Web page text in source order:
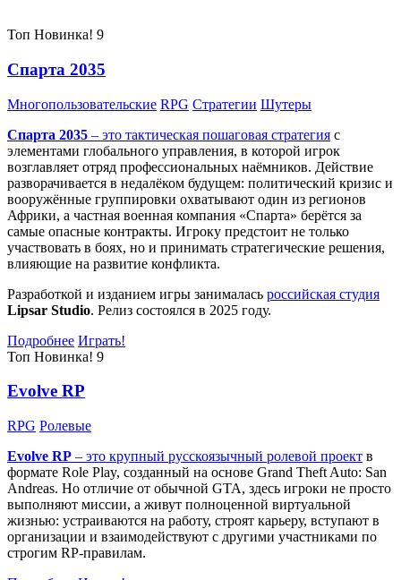
Топ Новинка! 9
Спарта 2035
Многопользовательские RPG Стратегии Шутеры
Спарта 2035 – это тактическая пошаговая стратегия с
элементами глобального управления, в которой игрок
возглавляет отряд профессиональных наёмников. Действие
разворачивается в недалёком будущем: политический кризис и
вооружённые группировки охватывают один из регионов
Африки, а частная военная компания «Спарта» берётся за
самые опасные контракты. Игроку предстоит не только
участвовать в боях, но и принимать стратегические решения,
влияющие на развитие конфликта.
Разработкой и изданием игры занималась российская студия
Lipsar Studio. Релиз состоялся в 2025 году.
Подробнее Играть!
Топ Новинка! 9
Evolve RP
RPG Ролевые
Evolve RP – это крупный русскоязычный ролевой проект в
формате Role Play, созданный на основе Grand Theft Auto: San
Andreas. Но отличие от обычной GTA, здесь игроки не просто
выполняют миссии, а живут полноценной виртуальной
жизнью: устраиваются на работу, строят карьеру, вступают в
организации и взаимодействуют с другими участниками по
строгим RP-правилам.